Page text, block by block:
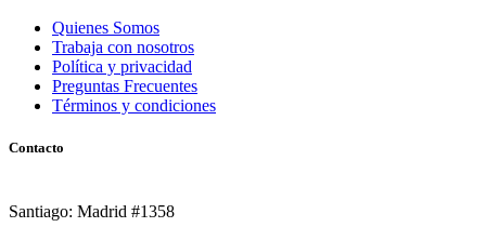
Quienes Somos
Trabaja con nosotros
Política y privacidad
Preguntas Frecuentes
Términos y condiciones
Contacto
Santiago: Madrid #1358